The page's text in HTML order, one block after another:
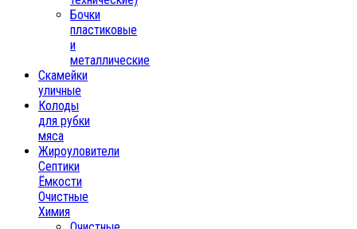
Бочки
пластиковые
и
металлические
Скамейки
уличные
Колоды
для рубки
мяса
Жироуловители
Септики
Ёмкости
Очистные
Химия